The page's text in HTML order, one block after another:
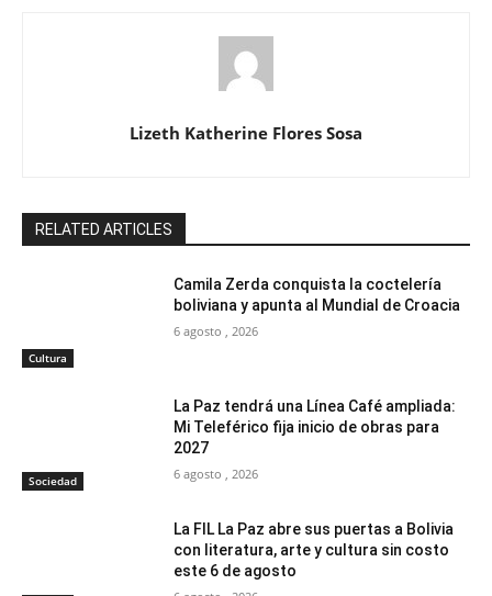
Lizeth Katherine Flores Sosa
RELATED ARTICLES
Cultura
Camila Zerda conquista la coctelería
boliviana y apunta al Mundial de Croacia
6 agosto , 2026
Sociedad
La Paz tendrá una Línea Café ampliada:
Mi Teleférico fija inicio de obras para
2027
6 agosto , 2026
La FIL La Paz abre sus puertas a Bolivia
con literatura, arte y cultura sin costo
este 6 de agosto